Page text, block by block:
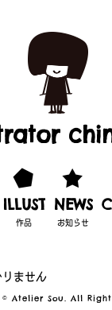
ILLUST
作品
NEWS
お知らせ
ません
Atelier Sou. All